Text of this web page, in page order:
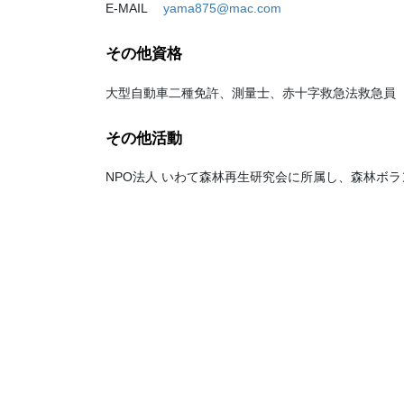
E-MAIL yama875@mac.com
その他資格
大型自動車二種免許、測量士、赤十字救急法救急員
その他活動
NPO法人 いわて森林再生研究会に所属し、森林ボ